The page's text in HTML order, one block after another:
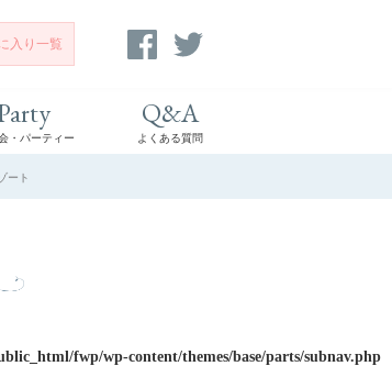
入り 一覧
・パーティー
Q&A
よくある質問
ート
fwp/wp-content/themes/base/parts/subnav.php